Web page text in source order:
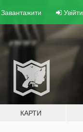
Увійти
КАРТИ